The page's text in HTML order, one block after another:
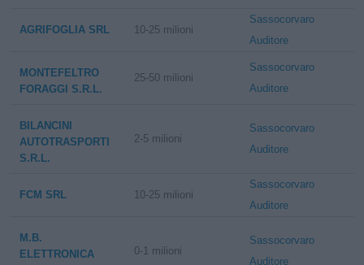
AGRIFOGLIA SRL 10-25 milioni
Sassocorvaro
Auditore
MONTEFELTRO
FORAGGI S.R.L.
25-50 milioni
Sassocorvaro
Auditore
BILANCINI
AUTOTRASPORTI
S.R.L.
2-5 milioni
Sassocorvaro
Auditore
FCM SRL 10-25 milioni
Sassocorvaro
Auditore
M.B.
ELETTRONICA
0-1 milioni
Sassocorvaro
Auditore